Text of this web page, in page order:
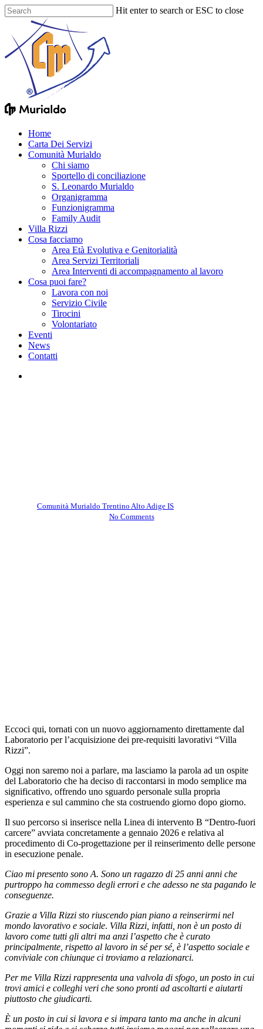
Skip
to
content
Hit enter to search or ESC to close
Menu
Home
Carta Dei Servizi
Comunità Murialdo
Chi siamo
Sportello di conciliazione
S. Leonardo Murialdo
Organigramma
Funzionigramma
Family Audit
Villa Rizzi
Cosa facciamo
Area Età Evolutiva e Genitorialità
Area Servizi Territoriali
Area Interventi di accompagnamento al lavoro
Cosa puoi fare?
Lavora con noi
Servizio Civile
Tirocini
Volontariato
Eventi
News
Contatti
Comunità Murialdo Trentino Alto Adige IS
No Comments
Eccoci qui, tornati con un nuovo aggiornamento direttamente dal
Laboratorio per l’acquisizione dei pre-requisiti lavorativi “Villa
Rizzi”.
Oggi non saremo noi a parlare, ma lasciamo la parola ad un ospite
del Laboratorio che ha deciso di raccontarsi in modo semplice ma
significativo, offrendo uno sguardo personale sulla propria
esperienza e sul cammino che sta costruendo giorno dopo giorno.
Il suo percorso si inserisce nella Linea di intervento B “Dentro-fuori
carcere” avviata concretamente a gennaio 2026 e relativa al
procedimento di Co-progettazione per il reinserimento delle persone
in esecuzione penale.
Ciao mi presento sono A. Sono un ragazzo di 25 anni anni che
purtroppo ha commesso degli errori e che adesso ne sta pagando le
conseguenze.
Grazie a Villa Rizzi sto riuscendo pian piano a reinserirmi nel
mondo lavorativo e sociale. Villa Rizzi, infatti, non è un posto di
lavoro come tutti gli altri ma anzi l’aspetto che è curato
principalmente, rispetto al lavoro in sé per sé, è l’aspetto sociale e
conviviale con chiunque ci troviamo a relazionarci.
Per me Villa Rizzi rappresenta una valvola di sfogo, un posto in cui
trovi amici e colleghi veri che sono pronti ad ascoltarti e aiutarti
piuttosto che giudicarti.
È un posto in cui si lavora e si impara tanto ma anche in alcuni